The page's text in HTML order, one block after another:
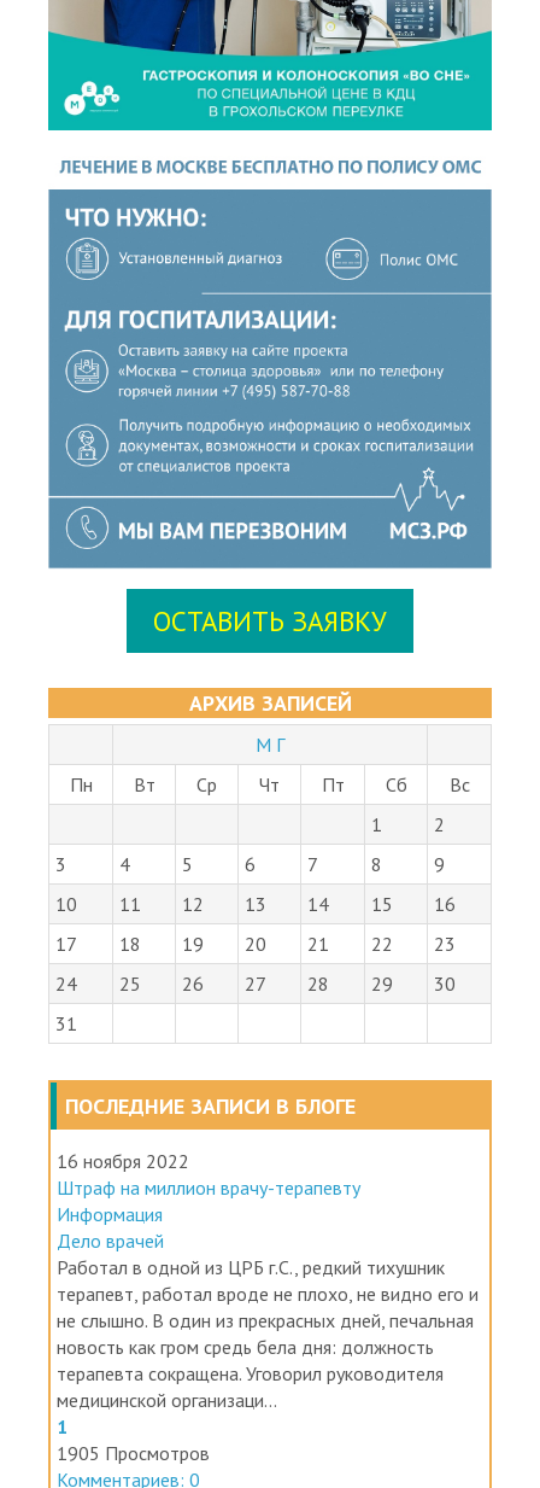
ОСТАВИТЬ ЗАЯВКУ
М Г
Пн
Вт Ср Чт Пт Сб
Вс
1
2
3
4 5 6 7 8
9
10
11 12 13 14 15
16
17
18 19 20 21 22
23
24
25 26 27 28 29
30
31
ПОСЛЕДНИЕ ЗАПИСИ В БЛОГЕ
16 ноября 2022
Штраф на миллион врачу-терапевту
Информация
Дело врачей
Работал в одной из ЦРБ г.С., редкий тихушник
терапевт, работал вроде не плохо, не видно его и
не слышно. В один из прекрасных дней, печальная
новость как гром средь бела дня: должность
терапевта сокращена. Уговорил руководителя
медицинской организаци...
1
1905 Просмотров
Комментариев: 0
Подробнее